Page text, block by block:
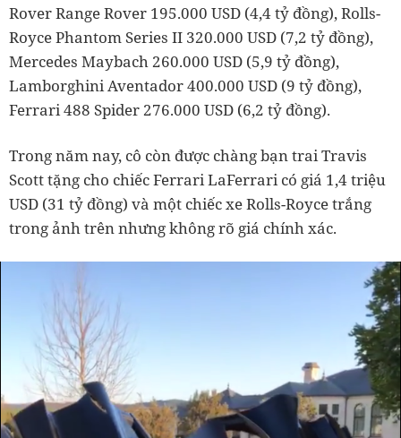
Rover Range Rover 195.000 USD (4,4 tỷ đồng), Rolls-
Royce Phantom Series II 320.000 USD (7,2 tỷ đồng),
Mercedes Maybach 260.000 USD (5,9 tỷ đồng),
Lamborghini Aventador 400.000 USD (9 tỷ đồng),
Ferrari 488 Spider 276.000 USD (6,2 tỷ đồng).
Trong năm nay, cô còn được chàng bạn trai Travis
Scott tặng cho chiếc Ferrari LaFerrari có giá 1,4 triệu
USD (31 tỷ đồng) và một chiếc xe Rolls-Royce trắng
trong ảnh trên nhưng không rõ giá chính xác.